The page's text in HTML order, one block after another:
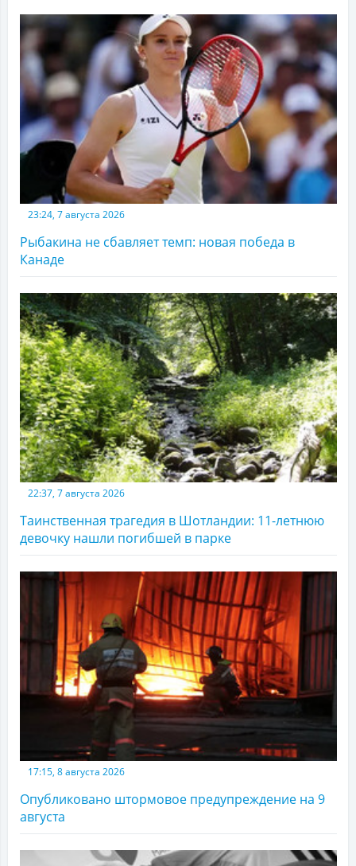
23:24, 7 августа 2026
Рыбакина не сбавляет темп: новая победа в
Канаде
22:37, 7 августа 2026
Таинственная трагедия в Шотландии: 11-летнюю
девочку нашли погибшей в парке
17:15, 8 августа 2026
Опубликовано штормовое предупреждение на 9
августа